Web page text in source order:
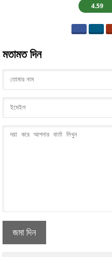
4.59
মতামত দিন
জমা দিন